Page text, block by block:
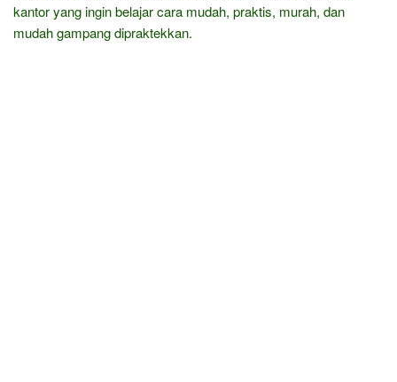
kantor yang ingin belajar cara mudah, praktis, murah, dan
mudah gampang dipraktekkan.